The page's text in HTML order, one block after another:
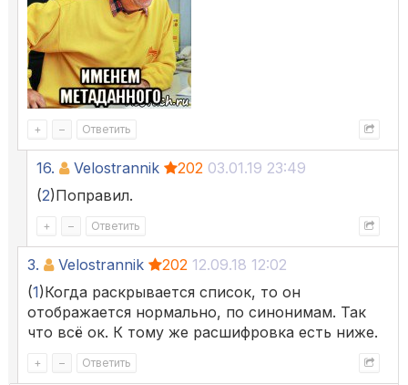
+ – Ответить
16. Velostrannik 202 03.01.19 23:49
(2)Поправил.
+ – Ответить
3. Velostrannik 202 12.09.18 12:02
(1)Когда раскрывается список, то он
отображается нормально, по синонимам. Так
что всё ок. К тому же расшифровка есть ниже.
+ – Ответить